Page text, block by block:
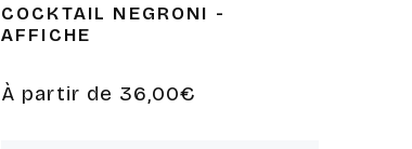
COCKTAIL NEGRONI -
AFFICHE
Prix
À partir de 36,00€